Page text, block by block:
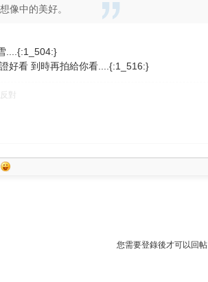
像中的美好。
....{:1_504:}
好看 到時再拍給你看....{:1_516:}
反對
您需要登錄後才可以回帖